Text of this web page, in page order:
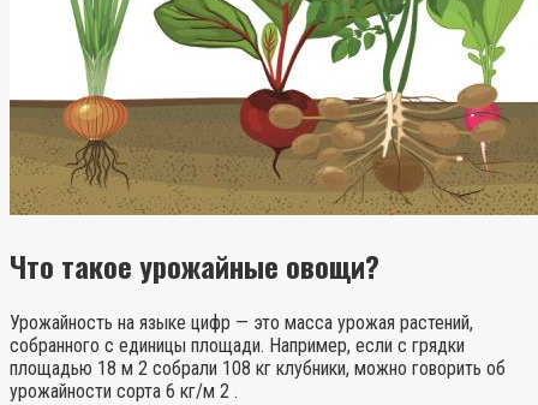
Что такое урожайные овощи?
Урожайность на языке цифр — это масса урожая растений,
собранного с единицы площади. Например, если с грядки
площадью 18 м 2 собрали 108 кг клубники, можно говорить об
урожайности сорта 6 кг/м 2 .